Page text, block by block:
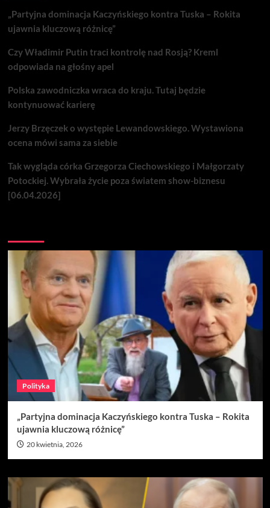
„Partyjna dominacja Kaczyńskiego kontra Tuska – Rokita
ujawnia kluczową różnicę”
Czy Władimir Putin traci kontrolę nad Rosją? Kreml
odpowiada na głośny apel
Polska zawodniczka wraca do kraju. Tutaj będzie
kontynuować karierę
Jerzy Brzęczek o występie Lewandowskiego. Wystawiona
ocena mówi sama za siebie
Tak wygląda córka Grzegorza Ciechowskiego i Małgorzaty
Potockiej. Wybrała życie poza światem show-biznesu
[06.04.2026]
Polityka
„Partyjna dominacja Kaczyńskiego kontra Tuska – Rokita
ujawnia kluczową różnicę”
20 kwietnia, 2026